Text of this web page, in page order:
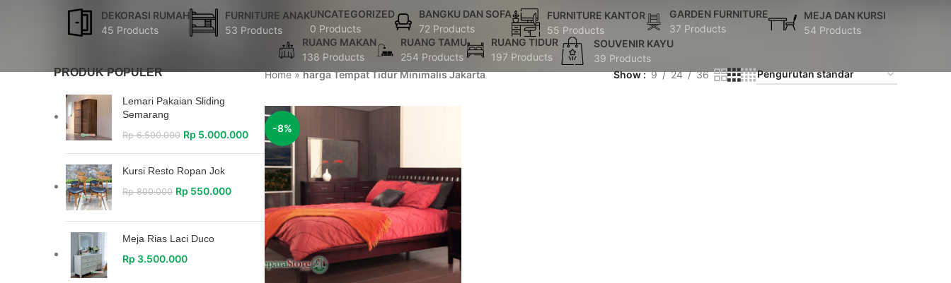
DEKORASI RUMAH
45 Products
FURNITURE ANAK
53 Products
UNCATEGORIZED
0 Products
BANGKU DAN SOFA
72 Products
FURNITURE KANTOR
55 Products
GARDEN FURNITURE
37 Products
MEJA DAN KURSI
54 Products
RUANG MAKAN
138 Products
RUANG TAMU
254 Products
RUANG TIDUR
197 Products
SOUVENIR KAYU
39 Products
PRODUK POPULER
Lemari Pakaian Sliding
Semarang
Rp6.500.000 Rp 5.000.000
Kursi Resto Ropan Jok
Rp800.000 Rp 550.000
Meja Rias Laci Duco
Rp 3.500.000
Home»harga Tempat Tidur Minimalis Jakarta Show 9 24 36
-8%